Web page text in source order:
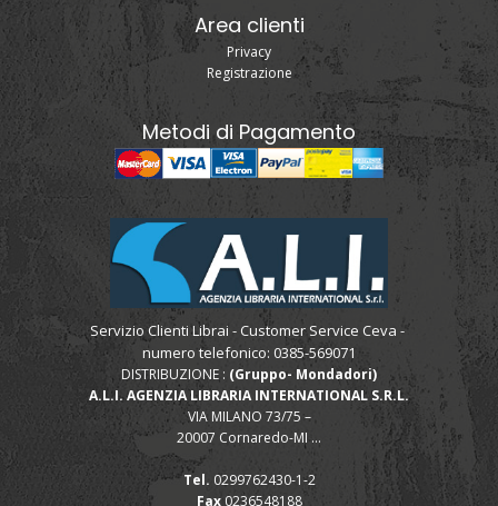
Area clienti
Privacy
Registrazione
Metodi di Pagamento
Servizio Clienti Librai - Customer Service Ceva -
numero telefonico: 0385-569071
DISTRIBUZIONE : (Gruppo- Mondadori)
A.L.I. AGENZIA LIBRARIA INTERNATIONAL S.R.L.
VIA MILANO 73/75 –
20007 Cornaredo-MI ...
Tel. 0299762430-1-2
Fax0236548188